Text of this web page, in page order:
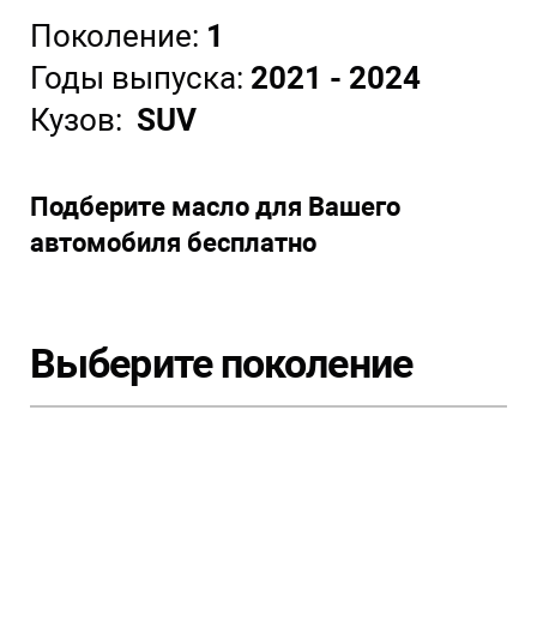
Поколение: 1
Годы выпуска: 2021 - 2024
Кузов: SUV
Подберите масло для Вашего
автомобиля бесплатно
Выберите поколение